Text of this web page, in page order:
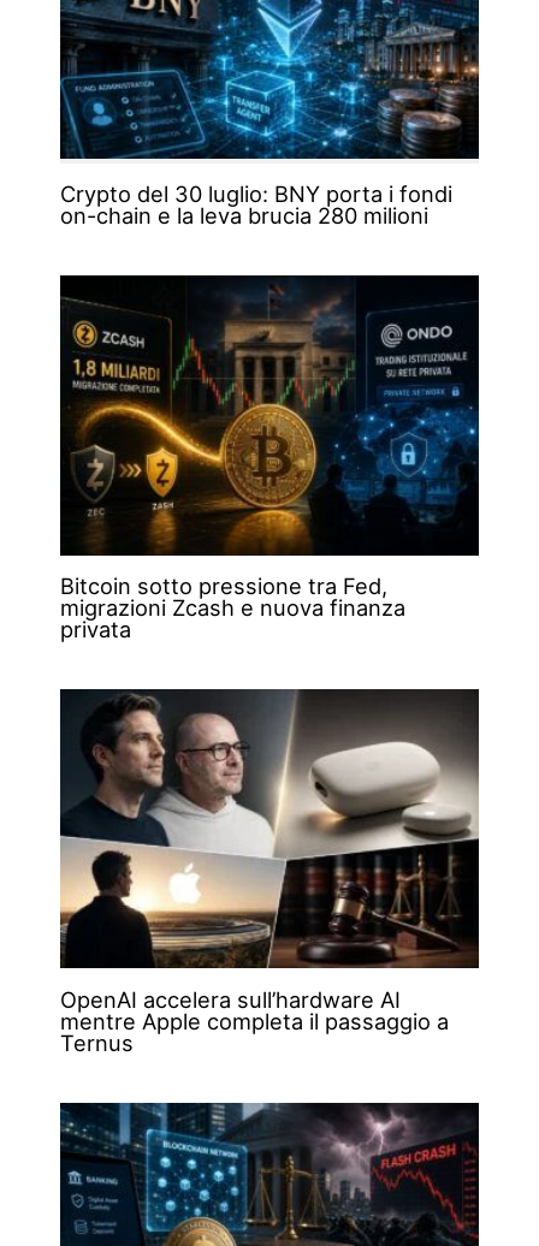
Crypto del 30 luglio: BNY porta i fondi
on-chain e la leva brucia 280 milioni
Bitcoin sotto pressione tra Fed,
migrazioni Zcash e nuova finanza
privata
OpenAI accelera sull’hardware AI
mentre Apple completa il passaggio a
Ternus